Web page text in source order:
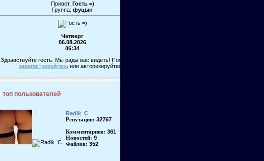
Привет, Гость =)
Группа: фуцын
Четверг
06.08.2026
06:34
Здравствуйте гость. Мы рады вас видеть! Пожалуйста,
зарегистрируйтесьили авторизируйтесь!
топ пользователей
Radik_C
Репутация: 32767
Комментариев: 361
Новостей: 9
Файлов: 352